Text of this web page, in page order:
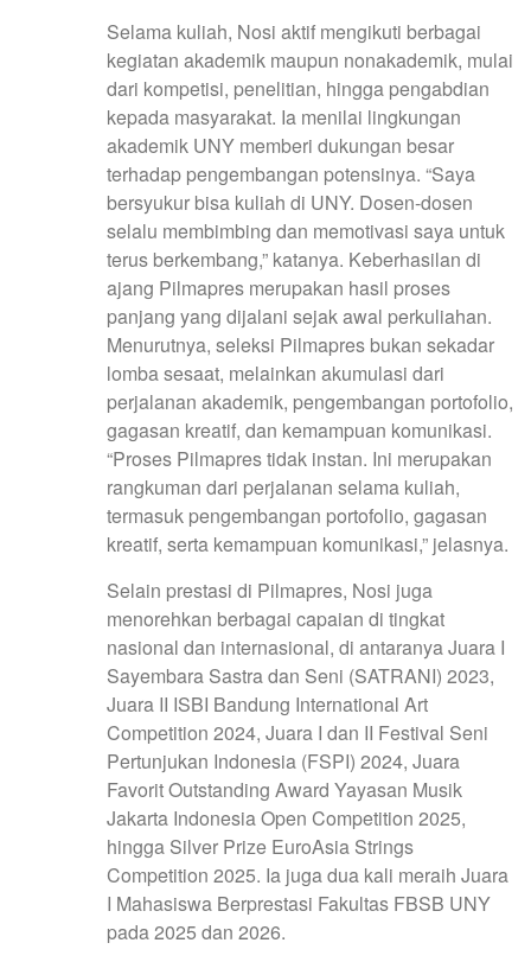
Selama kuliah, Nosi aktif mengikuti berbagai
kegiatan akademik maupun nonakademik, mulai
dari kompetisi, penelitian, hingga pengabdian
kepada masyarakat. Ia menilai lingkungan
akademik UNY memberi dukungan besar
terhadap pengembangan potensinya. “Saya
bersyukur bisa kuliah di UNY. Dosen-dosen
selalu membimbing dan memotivasi saya untuk
terus berkembang,” katanya. Keberhasilan di
ajang Pilmapres merupakan hasil proses
panjang yang dijalani sejak awal perkuliahan.
Menurutnya, seleksi Pilmapres bukan sekadar
lomba sesaat, melainkan akumulasi dari
perjalanan akademik, pengembangan portofolio,
gagasan kreatif, dan kemampuan komunikasi.
“Proses Pilmapres tidak instan. Ini merupakan
rangkuman dari perjalanan selama kuliah,
termasuk pengembangan portofolio, gagasan
kreatif, serta kemampuan komunikasi,” jelasnya.
Selain prestasi di Pilmapres, Nosi juga
menorehkan berbagai capaian di tingkat
nasional dan internasional, di antaranya Juara I
Sayembara Sastra dan Seni (SATRANI) 2023,
Juara II ISBI Bandung International Art
Competition 2024, Juara I dan II Festival Seni
Pertunjukan Indonesia (FSPI) 2024, Juara
Favorit Outstanding Award Yayasan Musik
Jakarta Indonesia Open Competition 2025,
hingga Silver Prize EuroAsia Strings
Competition 2025. Ia juga dua kali meraih Juara
I Mahasiswa Berprestasi Fakultas FBSB UNY
pada 2025 dan 2026.